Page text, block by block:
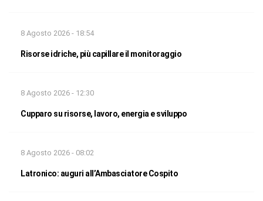
8 Agosto 2026 - 18:54
Risorse idriche, più capillare il monitoraggio
8 Agosto 2026 - 12:30
Cupparo su risorse, lavoro, energia e sviluppo
8 Agosto 2026 - 08:02
Latronico: auguri all’Ambasciatore Cospito